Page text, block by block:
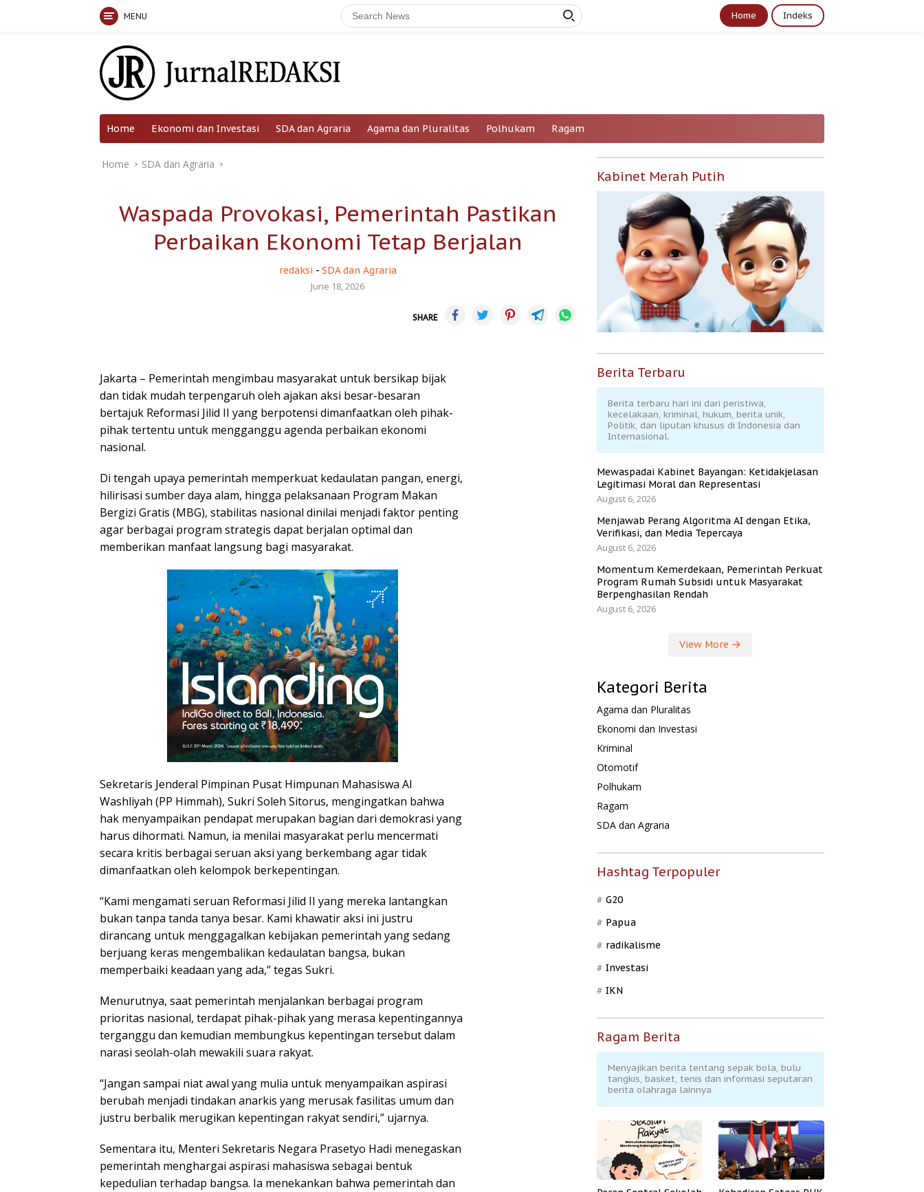
MENU Home Indeks
Home Ekonomi dan Investasi SDA dan Agraria Agama dan Pluralitas Polhukam Ragam
Home SDA dan Agraria
Waspada Provokasi, Pemerintah Pastikan
Perbaikan Ekonomi Tetap Berjalan
redaksi - SDA dan Agraria
June 18, 2026
SHARE
Jakarta – Pemerintah mengimbau masyarakat untuk bersikap bijak
dan tidak mudah terpengaruh oleh ajakan aksi besar-besaran
bertajuk Reformasi Jilid II yang berpotensi dimanfaatkan oleh pihak-
pihak tertentu untuk mengganggu agenda perbaikan ekonomi
nasional.
Di tengah upaya pemerintah memperkuat kedaulatan pangan, energi,
hilirisasi sumber daya alam, hingga pelaksanaan Program Makan
Bergizi Gratis (MBG), stabilitas nasional dinilai menjadi faktor penting
agar berbagai program strategis dapat berjalan optimal dan
memberikan manfaat langsung bagi masyarakat.
Sekretaris Jenderal Pimpinan Pusat Himpunan Mahasiswa Al
Washliyah (PP Himmah), Sukri Soleh Sitorus, mengingatkan bahwa
hak menyampaikan pendapat merupakan bagian dari demokrasi yang
harus dihormati. Namun, ia menilai masyarakat perlu mencermati
secara kritis berbagai seruan aksi yang berkembang agar tidak
dimanfaatkan oleh kelompok berkepentingan.
“Kami mengamati seruan Reformasi Jilid II yang mereka lantangkan
bukan tanpa tanda tanya besar. Kami khawatir aksi ini justru
dirancang untuk menggagalkan kebijakan pemerintah yang sedang
berjuang keras mengembalikan kedaulatan bangsa, bukan
memperbaiki keadaan yang ada,” tegas Sukri.
Menurutnya, saat pemerintah menjalankan berbagai program
prioritas nasional, terdapat pihak-pihak yang merasa kepentingannya
terganggu dan kemudian membungkus kepentingan tersebut dalam
narasi seolah-olah mewakili suara rakyat.
“Jangan sampai niat awal yang mulia untuk menyampaikan aspirasi
berubah menjadi tindakan anarkis yang merusak fasilitas umum dan
justru berbalik merugikan kepentingan rakyat sendiri,” ujarnya.
Sementara itu, Menteri Sekretaris Negara Prasetyo Hadi menegaskan
pemerintah menghargai aspirasi mahasiswa sebagai bentuk
kepedulian terhadap bangsa. Ia menekankan bahwa pemerintah dan
Kabinet Merah Putih
Berita Terbaru
Berita terbaru hari ini dari peristiwa,
kecelakaan, kriminal, hukum, berita unik,
Politik, dan liputan khusus di Indonesia dan
Internasional.
Mewaspadai Kabinet Bayangan: Ketidakjelasan
Legitimasi Moral dan Representasi
August 6, 2026
Menjawab Perang Algoritma AI dengan Etika,
Verifikasi, dan Media Tepercaya
August 6, 2026
Momentum Kemerdekaan, Pemerintah Perkuat
Program Rumah Subsidi untuk Masyarakat
Berpenghasilan Rendah
August 6, 2026
View More
Kategori Berita
Agama dan Pluralitas
Ekonomi dan Investasi
Kriminal
Otomotif
Polhukam
Ragam
SDA dan Agraria
Hashtag Terpopuler
G20
Papua
radikalisme
Investasi
IKN
Ragam Berita
Menyajikan berita tentang sepak bola, bulu
tangkis, basket, tenis dan informasi seputaran
berita olahraga lainnya